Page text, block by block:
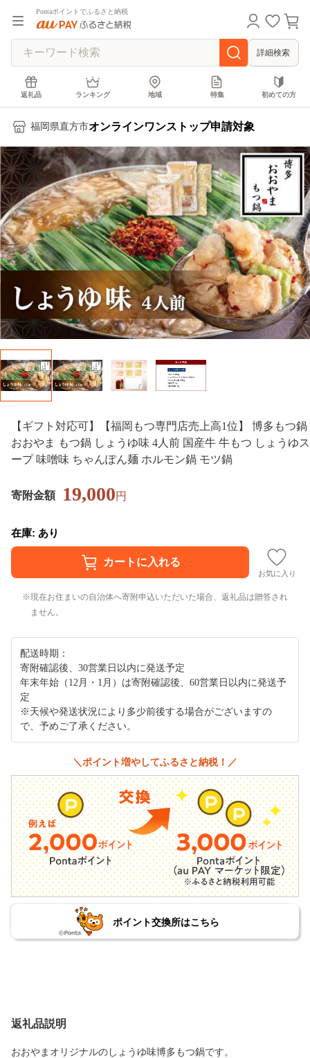
Pontaポイントでふるさと納税
詳細検索
返礼品 ランキング 地域 特集 初めての方
福岡県直方市オンラインワンストップ申請対象
【ギフト対応可】【福岡もつ専門店売上高1位】 博多もつ鍋
おおやま もつ鍋 しょうゆ味 4人前 国産牛 牛もつ しょうゆス
ープ 味噌味 ちゃんぽん麺 ホルモン鍋 モツ鍋
寄附金額 19,000円
在庫: あり
お気に入り
現在お住まいの自治体へ寄附申込いただいた場合、返礼品は贈答され
ません。
配送時期：
寄附確認後、30営業日以内に発送予定
年末年始（12月・1月）は寄附確認後、60営業日以内に発送予
定
※天候や発送状況により多少前後する場合がございますの
で、予めご了承ください。
＼ポイント増やしてふるさと納税！／
ポイント交換所はこちら
返礼品説明
おおやまオリジナルのしょうゆ味博多もつ鍋です。